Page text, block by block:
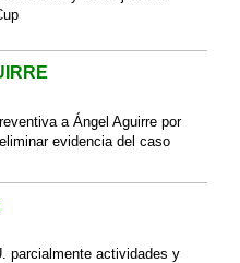
a Ángel Aguirre por
evidencia del caso
parcialmente actividades y